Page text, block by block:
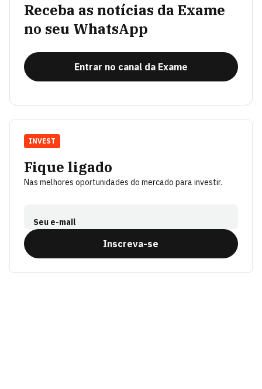
Receba as notícias da Exame
no seu WhatsApp
Entrar no canal da Exame
Fique ligado
Nas melhores oportunidades do mercado para investir.
Seu e-mail
Inscreva-se
INVEST